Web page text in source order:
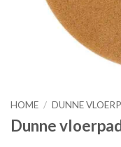
HOME / DUNNE
Dunne